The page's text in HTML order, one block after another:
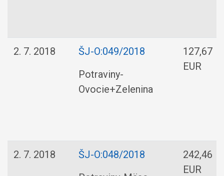
2. 7. 2018
ŠJ-O:049/2018
Potraviny-
Ovocie+Zelenina
127,67
EUR
2. 7. 2018
ŠJ-O:048/2018
242,46
EUR